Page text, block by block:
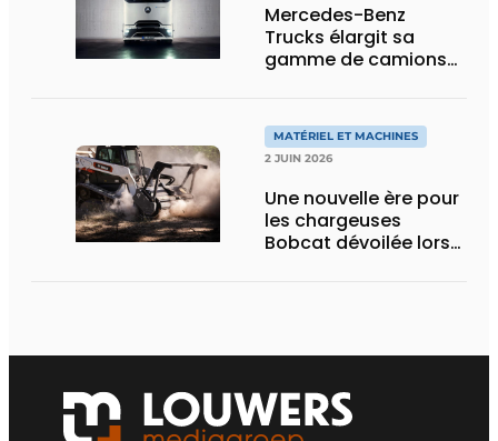
Mercedes-Benz
Trucks élargit sa
gamme de camions
eActros Lowliner
MATÉRIEL ET MACHINES
2 JUIN 2026
Une nouvelle ère pour
les chargeuses
Bobcat dévoilée lors